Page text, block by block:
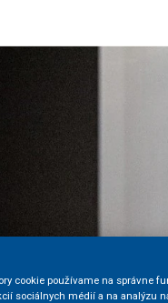
cookie používame na správne
sociálnych médií a na analýzu